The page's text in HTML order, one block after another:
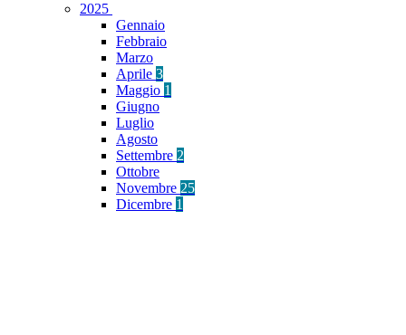
2025
Gennaio
Febbraio
Marzo
Aprile 3
Maggio 1
Giugno
Luglio
Agosto
Settembre 2
Ottobre
Novembre 25
Dicembre 1